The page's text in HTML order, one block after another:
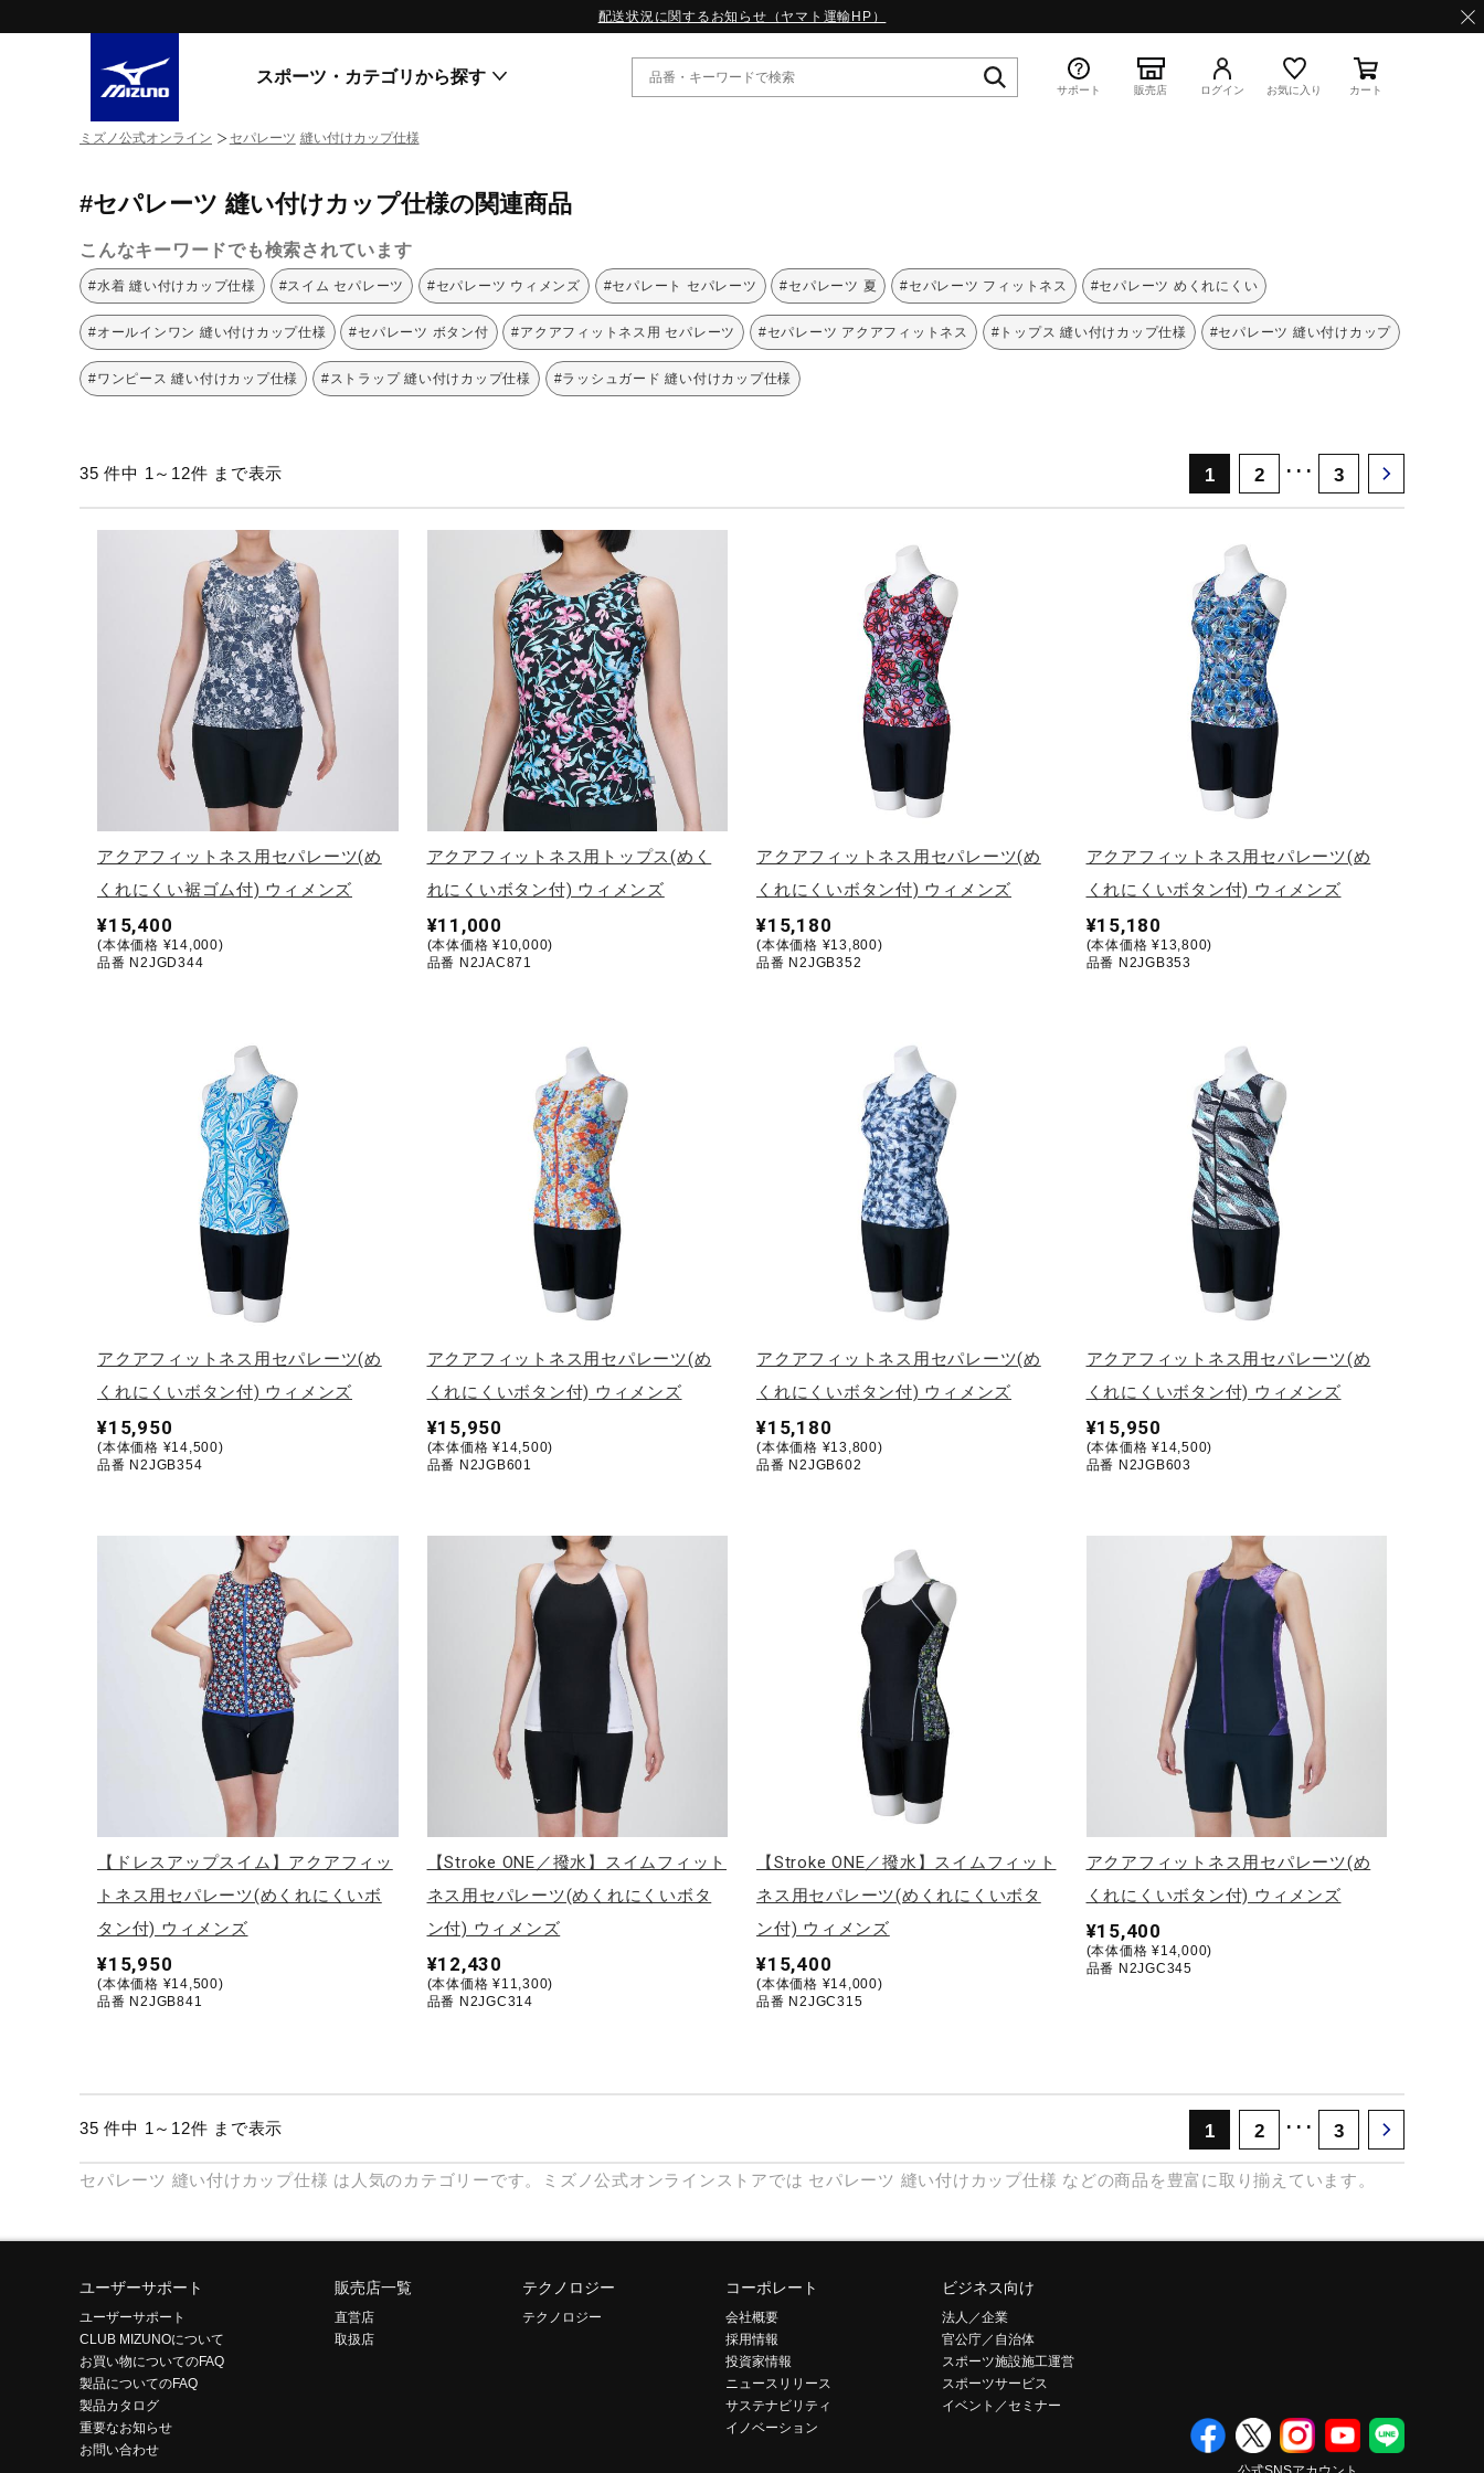
配送状況に関するお知らせ（ヤマト運輸HP）
スポーツ・カテゴリから探す
ライフスタイルウエア
ランニング
サッカー／フットサル
野球
バレーボール
ソフトボール
ウィンタースポーツ
ライフスタイルグッズ
インナー
寝具／ミズノスリープ
健康／エクササイズ
ジュニア／キッズ
コラボ／ライセンス
WAVE PROPHECY
MORELIA LS
WAVE RIDER
MXR
ゴアテックス
コラボレーション
その他シリーズ
W.PROPHECY1｜特集
WP MAGIC MITA｜特集
WP STRAP｜特集
スペシャルカラーパック｜特集
WP STRAP 2｜特集
マーガレット・ハウエル｜特集
サポート 販売店 ログイン お気に入り カート
ミズノ公式オンライン セパレーツ 縫い付けカップ仕様
#セパレーツ 縫い付けカップ仕様の関連商品
こんなキーワードでも検索されています
#水着 縫い付けカップ仕様 #スイム セパレーツ #セパレーツ ウィメンズ #セパレート セパレーツ #セパレーツ 夏 #セパレーツ フィットネス #セパレーツ めくれにくい
#オールインワン 縫い付けカップ仕様 #セパレーツ ボタン付 #アクアフィットネス用 セパレーツ #セパレーツ アクアフィットネス #トップス 縫い付けカップ仕様 #セパレーツ 縫い付けカップ
#ワンピース 縫い付けカップ仕様 #ストラップ 縫い付けカップ仕様 #ラッシュガード 縫い付けカップ仕様
35 件中 1～12件 まで表示 1 2 ･･･ 3
アクアフィットネス用セパレーツ(め
くれにくい裾ゴム付) ウィメンズ
¥15,400
(本体価格 ¥14,000)
品番 N2JGD344
アクアフィットネス用トップス(めく
れにくいボタン付) ウィメンズ
¥11,000
(本体価格 ¥10,000)
品番 N2JAC871
アクアフィットネス用セパレーツ(め
くれにくいボタン付) ウィメンズ
¥15,180
(本体価格 ¥13,800)
品番 N2JGB352
アクアフィットネス用セパレーツ(め
くれにくいボタン付) ウィメンズ
¥15,180
(本体価格 ¥13,800)
品番 N2JGB353
アクアフィットネス用セパレーツ(め
くれにくいボタン付) ウィメンズ
¥15,950
(本体価格 ¥14,500)
品番 N2JGB354
アクアフィットネス用セパレーツ(め
くれにくいボタン付) ウィメンズ
¥15,950
(本体価格 ¥14,500)
品番 N2JGB601
アクアフィットネス用セパレーツ(め
くれにくいボタン付) ウィメンズ
¥15,180
(本体価格 ¥13,800)
品番 N2JGB602
アクアフィットネス用セパレーツ(め
くれにくいボタン付) ウィメンズ
¥15,950
(本体価格 ¥14,500)
品番 N2JGB603
【ドレスアップスイム】アクアフィッ
トネス用セパレーツ(めくれにくいボ
タン付) ウィメンズ
¥15,950
(本体価格 ¥14,500)
品番 N2JGB841
【Stroke ONE／撥水】スイムフィット
ネス用セパレーツ(めくれにくいボタ
ン付) ウィメンズ
¥12,430
(本体価格 ¥11,300)
品番 N2JGC314
【Stroke ONE／撥水】スイムフィット
ネス用セパレーツ(めくれにくいボタ
ン付) ウィメンズ
¥15,400
(本体価格 ¥14,000)
品番 N2JGC315
アクアフィットネス用セパレーツ(め
くれにくいボタン付) ウィメンズ
¥15,400
(本体価格 ¥14,000)
品番 N2JGC345
35 件中 1～12件 まで表示 1 2 ･･･ 3
セパレーツ 縫い付けカップ仕様 は人気のカテゴリーです。ミズノ公式オンラインストアでは セパレーツ 縫い付けカップ仕様 などの商品を豊富に取り揃えています。
ユーザーサポート
ユーザーサポート
CLUB MIZUNOについて
お買い物についてのFAQ
製品についてのFAQ
製品カタログ
重要なお知らせ
お問い合わせ
販売店一覧
直営店
取扱店
テクノロジー
テクノロジー
コーポレート
会社概要
採用情報
投資家情報
ニュースリリース
サステナビリティ
イノベーション
ビジネス向け
法人／企業
官公庁／自治体
スポーツ施設施工運営
スポーツサービス
イベント／セミナー